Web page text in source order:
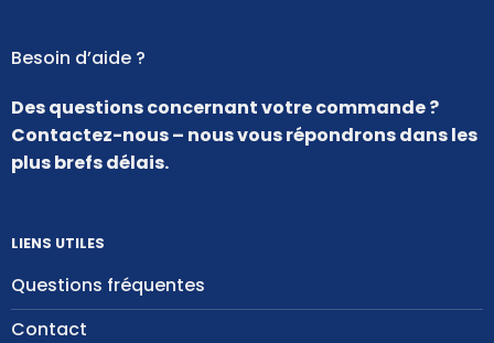
LIENS UTILES
Questions fréquentes
Contact
Besoin d’aide ?
Des questions concernant votre commande ?
Contactez-nous – nous vous répondrons dans les
plus brefs délais.